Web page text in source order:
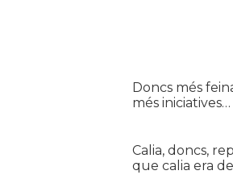
Doncs més
més
Calia, doncs,
que calia era